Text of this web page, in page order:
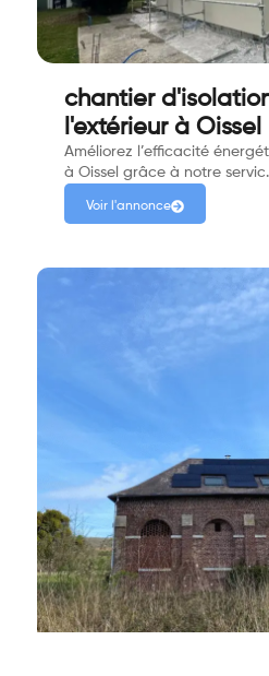
chantier
l'extérieur à Oissel
Améliorez l’efficacité
à Oissel grâce à notre
Voir l'annonce